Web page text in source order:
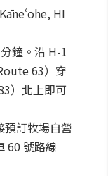
HI
鐘。沿 H-1
63）穿
）北上即可
預訂牧場自營
60 號路線